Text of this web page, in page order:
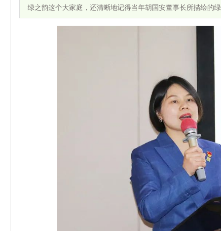
绿之韵这个大家庭，还清晰地记得当年胡国安董事长所描绘的